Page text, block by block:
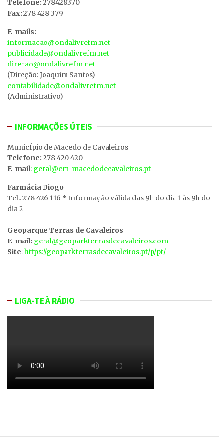
Telefone: 278428370
Fax: 278 428 379
E-mails:
informacao@ondalivrefm.net
publicidade@ondalivrefm.net
direcao@ondalivrefm.net
(Direção: Joaquim Santos)
contabilidade@ondalivrefm.net
(Administrativo)
INFORMAÇÕES ÚTEIS
MunicÍpio de Macedo de Cavaleiros
Telefone: 278 420 420
E-mail: geral@cm-macedodecavaleiros.pt
Farmácia Diogo
Tel.: 278 426 116 * Informação válida das 9h do dia 1 às 9h do
dia 2
Geoparque Terras de Cavaleiros
E-mail: geral@geoparkterrasdecavaleiros.com
Site: https://geoparkterrasdecavaleiros.pt/p/pt/
LIGA-TE À RÁDIO